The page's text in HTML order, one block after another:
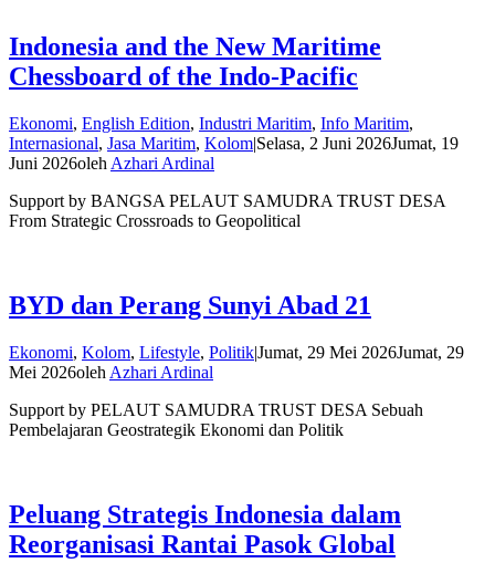
Indonesia and the New Maritime
Chessboard of the Indo-Pacific
Ekonomi, English Edition, Industri Maritim, Info Maritim,
Internasional, Jasa Maritim, Kolom|Selasa, 2 Juni 2026Jumat, 19
Juni 2026oleh Azhari Ardinal
Support by BANGSA PELAUT SAMUDRA TRUST DESA
From Strategic Crossroads to Geopolitical
BYD dan Perang Sunyi Abad 21
Ekonomi, Kolom, Lifestyle, Politik|Jumat, 29 Mei 2026Jumat, 29
Mei 2026oleh Azhari Ardinal
Support by PELAUT SAMUDRA TRUST DESA Sebuah
Pembelajaran Geostrategik Ekonomi dan Politik
Peluang Strategis Indonesia dalam
Reorganisasi Rantai Pasok Global